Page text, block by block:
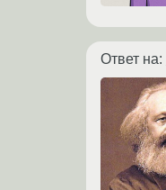
Ответ на: